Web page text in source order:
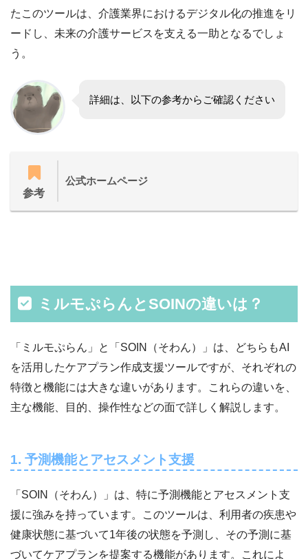
たこのツールは、介護業界におけるデジタル化の推進をリ
ードし、未来の介護サービスを支える一助となるでしょ
う。
詳細は、以下の参考からご確認ください
参考
公式ホームページ
ミルモぷらんとSOINの違いは？
「ミルモぷらん」と「SOIN（そわん）」は、どちらもAI
を活用したケアプラン作成支援ツールですが、それぞれの
特徴と機能には大きな違いがあります。これらの違いを、
主な機能、目的、操作性などの面で詳しく解説します。
1. 予測機能とアセスメント支援
「SOIN（そわん）」は、特に予測機能とアセスメント支
援に強みを持っています。このツールは、利用者の疾患や
健康状態に基づいて1年後の状態を予測し、その予測に基
づいてケアプランを提案する機能があります。これによ